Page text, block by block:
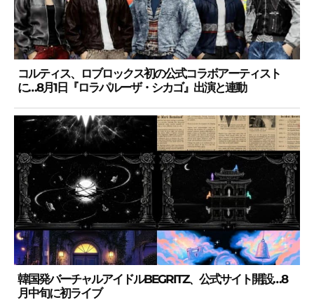
コルティス、ロブロックス初の公式コラボアーティスト
に…8月1日『ロラパルーザ・シカゴ』出演と連動
韓国発バーチャルアイドルBEGRITZ、公式サイト開設…8
月中旬に初ライブ